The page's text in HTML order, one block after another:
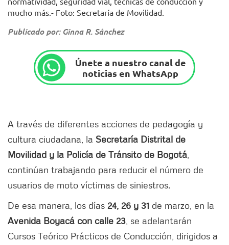
mucho más.- Foto: Secretaría de Movilidad.
Publicado por: Ginna R. Sánchez
Únete a nuestro canal de
noticias en WhatsApp
A través de diferentes acciones de pedagogía y
cultura ciudadana, la Secretaría Distrital de
Movilidad y la Policía de Tránsito de Bogotá
continúan trabajando para reducir el número de
usuarios de moto víctimas de siniestros.
De esa manera, los días 24, 26 y 31 de marzo, en la
Avenida Boyacá con calle 23 , se adelantarán
Cursos Teórico Prácticos de Conducción, dirigidos a